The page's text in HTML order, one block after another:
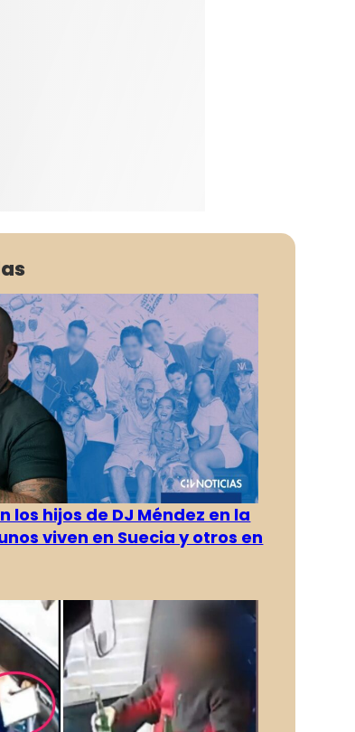
los hijos de DJ Méndez en la
viven en Suecia y otros en